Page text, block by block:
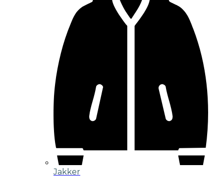
Jakker